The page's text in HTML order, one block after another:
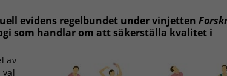
evidens regelbundet under vinjetten
som handlar om att säkerställa kvalitet i
av
val